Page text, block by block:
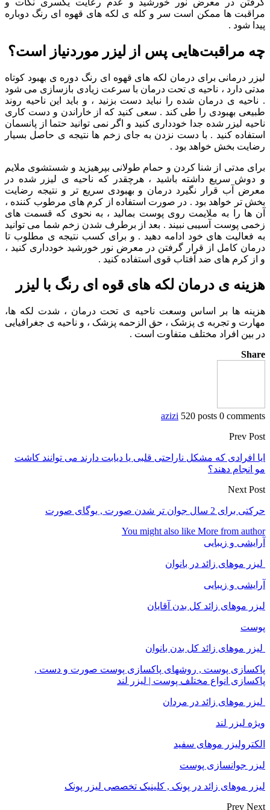
مراقبت ها ممکن است سر و کله ی لکه های قهوه ای رنگ دوباره
پیدا شود .
چه مراقبت‌هایی پس از لیزر موردنیاز است؟
لیزر درمانی برای درمان لکه های قهوه ای رنگ دوره ی بهبود کوتاه
مدتی دارد ، ناحیه ی تحت درمان با سرعت زیادی بازسازی می شود
. ناحیه ی درمان شده را نباید دست بزنید ، و باید این ناحیه روند
طبیعی بهبودی را طی کند . سعی کنید که از خاراندن و دست کاری
ناحیه لیزر شده جدا خودداری کنید و اگر نمی توانید حتما از پانسمان
استفاده کنید . با دست نزدن به جای زخم ها نتیجه ی حاصل بسیار
رضایت بخش خواهد بود .
برای مدتی از شنا کردن و حمام طولانی بپرهیزید و شستشوی ملایم
و دوش سریع داشته باشید ، هرچقدر که ناحیه ی لیزر شده در
معرض آب قرار نگیرد درمان و بهبودی سریع تر و نتیجه رضایت
بخش تر خواهد بود . در صورت استفاده از کرم های مرطوب کننده ،
آن ها را به ملایمت روی پوست بمالید ، به نحوی که قسمت های
زخمی پوست آسیبی نبیند . بعد از برطرف شدن زخم شما می توانید
به فعالیت های خود ادامه دهید . و برای کسب نتیجه ی مطلوب تا
درمان کامل از قرار گرفتن در معرض نور خورشید خودداری کنید ،
و از کرم های ضد آفتاب قوی استفاده کنید .
هزینه ی درمان لکه های قوه ای رنگ با لیزر
هزینه ها بر اساس وسعت ناحیه ی تحت درمان ، شدت لکه ها،
مهارت و تجربه ی پزشک ، حق الزحمه پزشک ، و ناحیه ی جغرافیایی
در بین افراد مختلف متفاوت است .
Share
azizi 520 posts 0 comments
Prev Post
ایا افرادی که مشکل ناراحتی قلبی یا دیابت دارند می توانند کاشت
مو انجام دهند؟
Next Post
حرکتی برای 2 سال جوان تر شدن صورت , یوگای صورت
You might also like More from author
آرایشی و زیبایی
لیزر موهای زائد در بانوان
آرایشی و زیبایی
لیزر موهای زائد کل بدن آقایان
پوست
لیزر موهای زائد کل بدن بانوان
پاکسازی پوست , روشهای پاکسازی پوست صورت و دست ,
پاکسازی انواع مختلف پوست | لیزر لند
لیزر موهای زائد در مردان
ویژه لیزر لند
الکترولیزر موهای سفید
لیزر جوانسازی پوست
لیزر موهای زائد در پونک , کلینیک تخصصی لیزر پونک
Prev Next